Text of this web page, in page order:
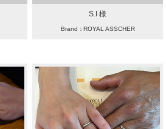
S.I 様
Brand：ROYAL ASSCHER